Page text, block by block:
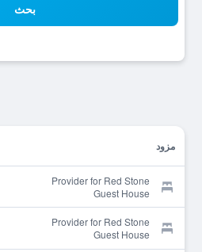
بحث
مزود
Provider for Red Stone
Guest House
Provider for Red Stone
Guest House